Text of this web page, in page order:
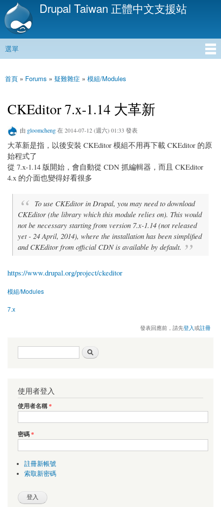
移
內
Drupal Taiwan 正體中文支援站
主選單
選單
您在這裡
首頁 » Forums » 疑難雜症 » 模組/Modules
CKEditor 7.x-1.14 大革新
由 gloomcheng在 2014-07-12 (週六) 01:33 發表
大革新是指，以後安裝 CKEditor 模組不用再下載 CKEditor 的原
始程式了
從 7.x-1.14 版開始，會自動從 CDN 抓編輯器，而且 CKEditor
4.x 的介面也變得好看很多
To use CKEditor in Drupal, you may need to download
CKEditor (the library which this module relies on). This would
not be necessary starting from version 7.x-1.14 (not released
yet - 24 April, 2014), where the installation has been simplified
and CKEditor from official CDN is available by default.
https://www.drupal.org/project/ckeditor
模組/Modules
7.x
發表回應前，請先登入或註冊
搜尋表單
使用者登入
使用者名稱*
密碼*
註冊新帳號
索取新密碼